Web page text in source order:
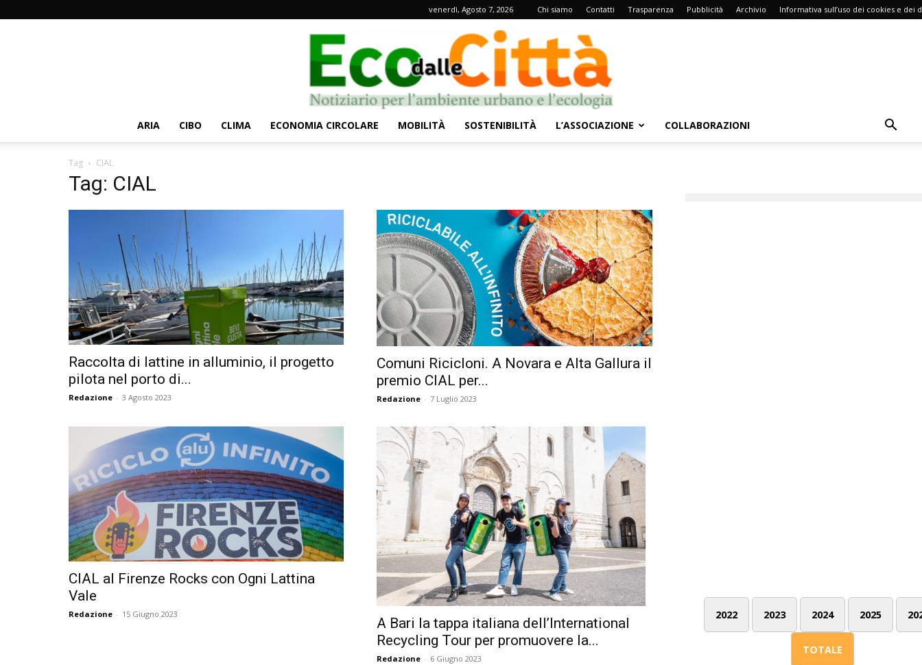
venerdì, Agosto 7, 2026 Chi siamo Contatti Trasparenza Pubblicità Archivio Informativa sull’uso dei cookies e dei
dalle
Città
ARIA CIBO CLIMA ECONOMIA CIRCOLARE MOBILITÀ SOSTENIBILITÀ L’ASSOCIAZIONE COLLABORAZIONI
Tag CIAL
Tag: CIAL
Raccolta di lattine in alluminio, il progetto
pilota nel porto di...
Redazione - 3 Agosto 2023
Comuni Ricicloni. A Novara e Alta Gallura il
premio CIAL per...
Redazione - 7 Luglio 2023
CIAL al Firenze Rocks con Ogni Lattina
Vale
Redazione - 15 Giugno 2023
A Bari la tappa italiana dell’International
Recycling Tour per promuovere la...
Redazione - 6 Giugno 2023
2022 2023 2024 2025
TOTALE